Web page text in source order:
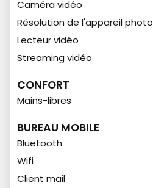
Caméra vidéo
Résolution de l'appareil photo
Lecteur vidéo
Streaming vidéo
CONFORT
Mains-libres
BUREAU MOBILE
Bluetooth
Wifi
Client mail